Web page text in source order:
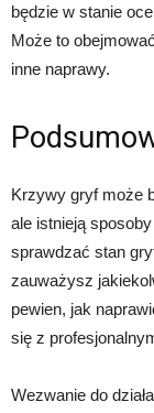
będzie w stanie
Może to
inne naprawy.
Krzywy gryf może
ale istnieją
sprawdzać stan
zauważysz
pewien, jak
się z
Wezwanie do